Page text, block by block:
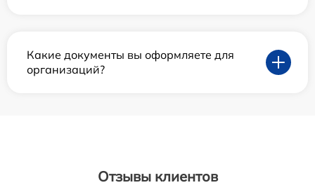
Какие документы вы оформляете для
организаций?
Отзывы клиентов